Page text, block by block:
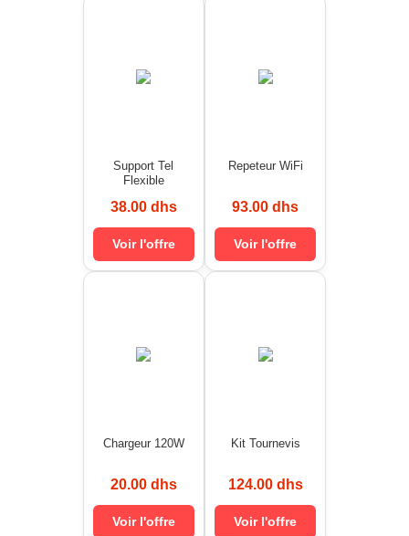
Support Tel
Flexible
38.00 dhs
Voir l'offre
Repeteur WiFi
93.00 dhs
Voir l'offre
Chargeur 120W
20.00 dhs
Voir l'offre
Kit Tournevis
124.00 dhs
Voir l'offre